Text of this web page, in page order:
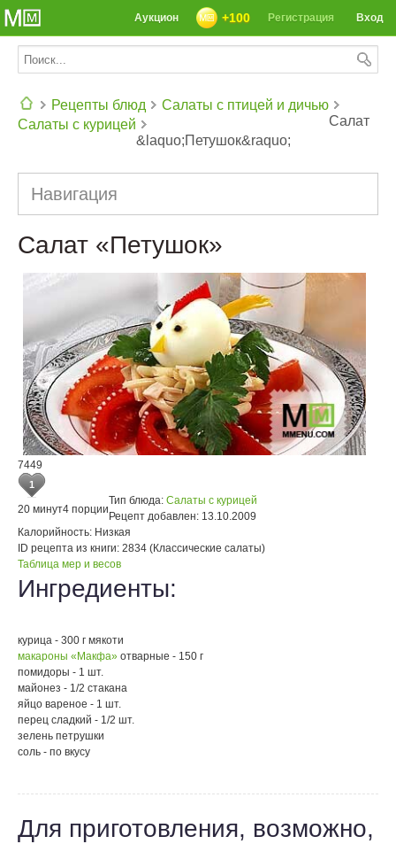
СЕГОДНЯ: 39142 РЕЦЕПТА
Вход
Регистрация
+100
Аукцион
Рецепты блюд
Салаты с птицей и дичью
Салаты с курицей
Салат
&laquo;Петушок&raquo;
Навигация
Салат «Петушок»
7449
1
20 минут4 порции
Тип блюда: Салаты с курицей
Рецепт добавлен: 13.10.2009
Калорийность: Низкая
ID рецепта из книги: 2834 (Классические салаты)
Таблица мер и весов
Ингредиенты:
курица - 300 г мякоти
макароны «Макфа» отварные - 150 г
помидоры - 1 шт.
майонез - 1/2 стакана
яйцо вареное - 1 шт.
перец сладкий - 1/2 шт.
зелень петрушки
соль - по вкусу
Для приготовления, возможно,